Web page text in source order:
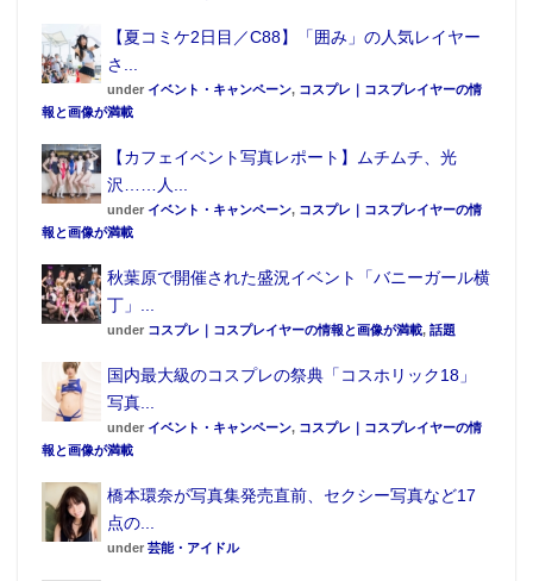
【夏コミケ2日目／C88】「囲み」の人気レイヤー
さ...
under イベント・キャンペーン, コスプレ｜コスプレイヤーの情
報と画像が満載
【カフェイベント写真レポート】ムチムチ、光
沢……人...
under イベント・キャンペーン, コスプレ｜コスプレイヤーの情
報と画像が満載
秋葉原で開催された盛況イベント「バニーガール横
丁」...
under コスプレ｜コスプレイヤーの情報と画像が満載, 話題
国内最大級のコスプレの祭典「コスホリック18」
写真...
under イベント・キャンペーン, コスプレ｜コスプレイヤーの情
報と画像が満載
橋本環奈が写真集発売直前、セクシー写真など17
点の...
under 芸能・アイドル